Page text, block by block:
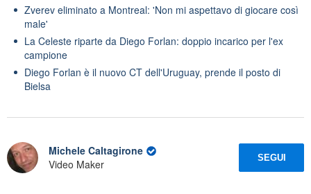
Zverev eliminato a Montreal: 'Non mi aspettavo di giocare così
male'
La Celeste riparte da Diego Forlan: doppio incarico per l'ex
campione
Diego Forlan è il nuovo CT dell'Uruguay, prende il posto di
Bielsa
Michele Caltagirone
Video Maker
SEGUI